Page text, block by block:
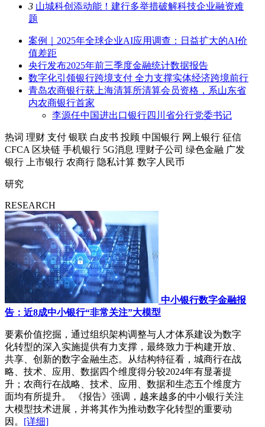
3 山城科创添动能！建行多举措破解科技企业融资难
题
案例｜2025年全球企业AI应用调查：日益扩大的AI价
值差距
央行发布2025年前三季度金融统计数据报告
数字化引领银行跨境支付 全力支撑实体经济跨境前行
青岛农商银行获上海清算所清算会员资格，系山东省
内农商银行首家
李源任中国进出口银行四川省分行党委书记
热词 理财 支付 银联 白皮书 投顾 中国银行 网上银行 征信
CFCA 区块链 手机银行 5G消息 理财子公司 绿色金融 广发
银行
上市银行 农商行 隐私计算 数字人民币
研究
RESEARCH
中小银行数字金融报
告：近8成中小银行“非常关注”大模型
要素价值挖掘，通过组织架构调整与人才体系建设为数字
化转型的深入实施提供有力支撑，最终致力于构建开放、
共享、创新的数字金融生态。从结构特征看，城商行在战
略、技术、应用、数据四个维度得分较2024年有显著提
升；农商行在战略、技术、应用、数据和生态五个维度方
面均有所提升。 《报告》强调，越来越多的中小银行关注
大模型技术进展，并将其作为推动数字化转型的重要动
因。 [详细]